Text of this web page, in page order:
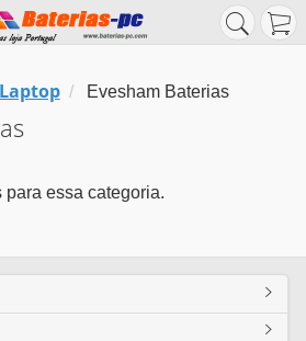
/ Evesham Baterias
para essa categoria.